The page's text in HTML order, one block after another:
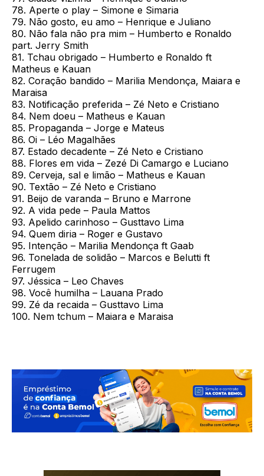
78. Aperte o play – Simone e Simaria
79. Não gosto, eu amo – Henrique e Juliano
80. Não fala não pra mim – Humberto e Ronaldo
part. Jerry Smith
81. Tchau obrigado – Humberto e Ronaldo ft
Matheus e Kauan
82. Coração bandido – Marilia Mendonça, Maiara e
Maraisa
83. Notificação preferida – Zé Neto e Cristiano
84. Nem doeu – Matheus e Kauan
85. Propaganda – Jorge e Mateus
86. Oi – Léo Magalhães
87. Estado decadente – Zé Neto e Cristiano
88. Flores em vida – Zezé Di Camargo e Luciano
89. Cerveja, sal e limão – Matheus e Kauan
90. Textão – Zé Neto e Cristiano
91. Beijo de varanda – Bruno e Marrone
92. A vida pede – Paula Mattos
93. Apelido carinhoso – Gusttavo Lima
94. Quem diria – Roger e Gustavo
95. Intenção – Marilia Mendonça ft Gaab
96. Tonelada de solidão – Marcos e Belutti ft
Ferrugem
97. Jéssica – Leo Chaves
98. Você humilha – Lauana Prado
99. Zé da recaida – Gusttavo Lima
100. Nem tchum – Maiara e Maraisa